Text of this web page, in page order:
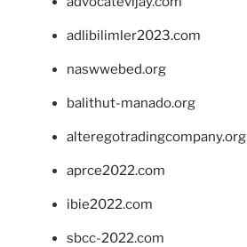
adlibilimler2023.com
naswwebed.org
balithut-manado.org
alteregotradingcompany.org
aprce2022.com
ibie2022.com
sbcc-2022.com